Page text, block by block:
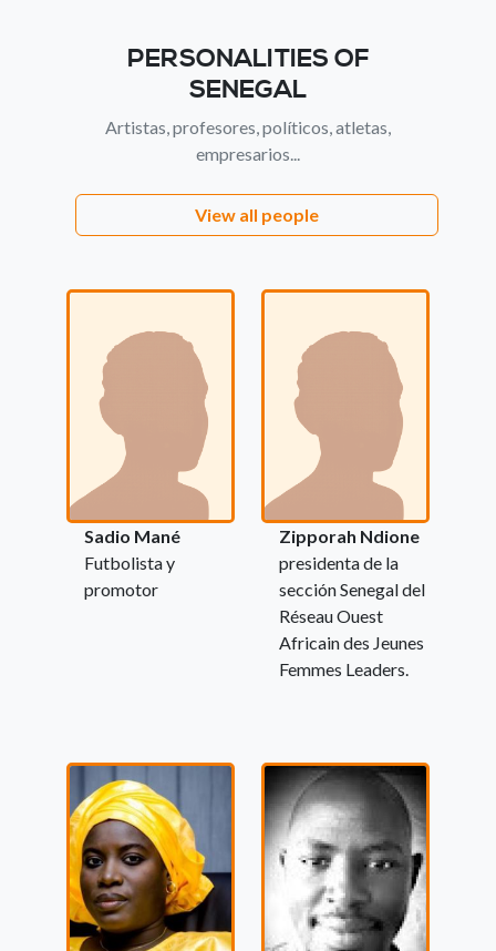
PERSONALITIES OF
SENEGAL
Artistas, profesores, políticos, atletas,
empresarios...
View all people
Sadio Mané
Futbolista y
promotor
Zipporah Ndione
presidenta de la
sección Senegal del
Réseau Ouest
Africain des Jeunes
Femmes Leaders.